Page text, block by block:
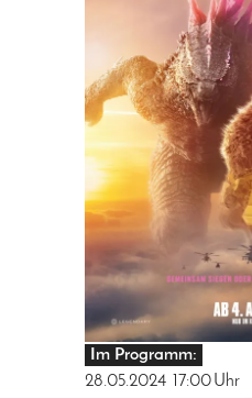
Im Programm:
28.05.2024
17:00Uhr